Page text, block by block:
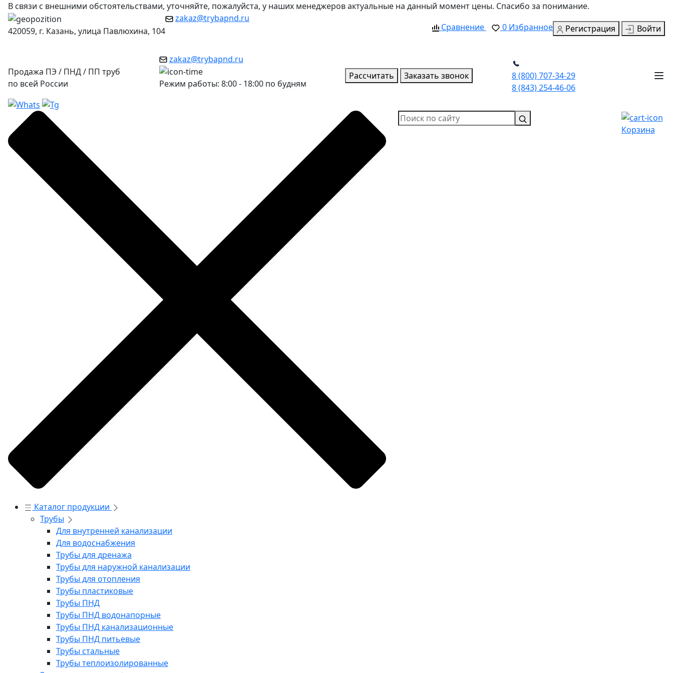
В связи с внешними обстоятельствами, уточняйте, пожалуйста, у наших менеджеров актуальные на данный момент цены. Спасибо за понимание.
420059, г. Казань, улица Павлюхина, 104
zakaz@trybapnd.ru
Сравнение
0 Избранное Регистрация Войти
Продажа ПЭ / ПНД / ПП труб
по всей России
zakaz@trybapnd.ru
Режим работы: 8:00 - 18:00 по будням
Рассчитать Заказать звонок
8 (800) 707-34-29
8 (843) 254-46-06
Каталог продукции
Трубы
Для внутренней канализации
Для водоснабжения
Трубы для дренажа
Трубы для наружной канализации
Трубы для отопления
Трубы пластиковые
Трубы ПНД
Трубы ПНД водонапорные
Трубы ПНД канализационные
Трубы ПНД питьевые
Трубы стальные
Трубы теплоизолированные
Корзина